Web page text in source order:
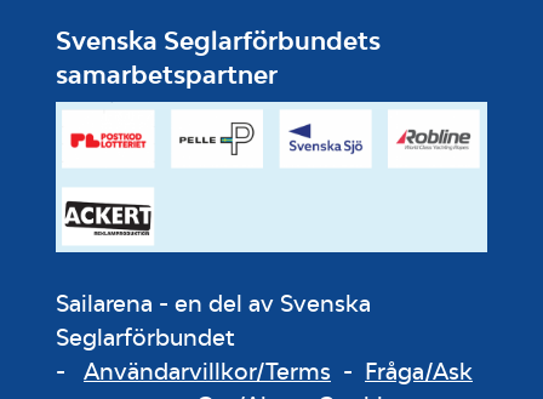
Svenska Seglarförbundets
samarbetspartner
Sailarena - en del av Svenska
Seglarförbundet
- Användarvillkor/Terms - Fråga/Ask